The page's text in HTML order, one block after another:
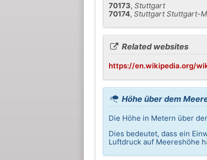
70173, Stuttgart
70174, Stuttgart Stuttgart-
Related websites
https://en.wikipedia.org/
Höhe über dem
Die Höhe in Metern über
Dies bedeutet, dass ein
Luftdruck auf Meereshöhe